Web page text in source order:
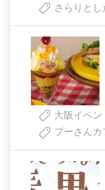
さらりとし
大阪イベン
プーさんカ